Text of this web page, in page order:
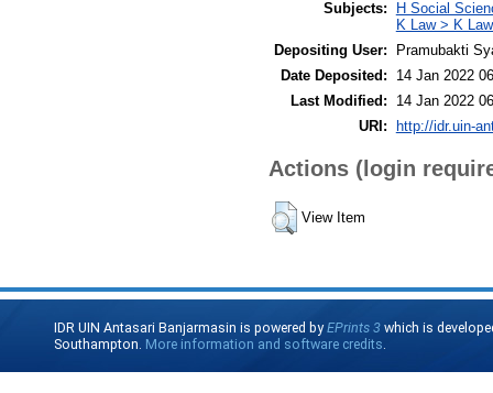
Subjects:
H Social
K Law > K
Depositing User:
Pramubakti
Date Deposited:
14 Jan 2022
Last Modified:
14 Jan 2022
URI: http://idr.uin-
Actions (login
View Item
IDR UIN Antasari Banjarmasin is powered byEPrints 3 which is
Southampton. More information and software credits.